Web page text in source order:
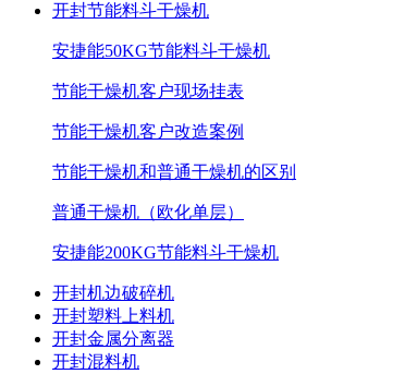
开封节能料斗干燥机
安捷能50KG节能料斗干燥机
节能干燥机客户现场挂表
节能干燥机客户改造案例
节能干燥机和普通干燥机的区别
普通干燥机（欧化单层）
安捷能200KG节能料斗干燥机
开封机边破碎机
开封塑料上料机
开封金属分离器
开封混料机